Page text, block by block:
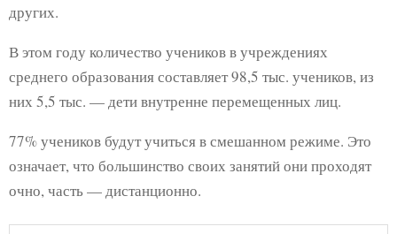
других.
В этом году количество учеников в учреждениях
среднего образования составляет 98,5 тыс. учеников, из
них 5,5 тыс. — дети внутренне перемещенных лиц.
77% учеников будут учиться в смешанном режиме. Это
означает, что большинство своих занятий они проходят
очно, часть — дистанционно.